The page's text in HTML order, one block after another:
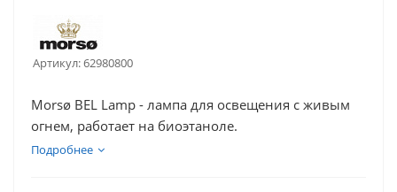
Артикул:62980800
Morsø BEL Lamp - лампа для освещения с живым
огнем, работает на биоэтаноле.
Подробнее